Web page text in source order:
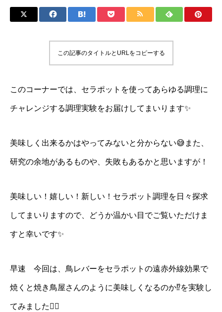
この記事のタイトルとURLをコピーする
このコーナーでは、セラポットを使ってあらゆる調理に
チャレンジする調理実験をお届けしてまいります✨
美味しく出来るかはやってみないと分からない😅また、
研究の余地があるものや、失敗もあるかと思いますが！
美味しい！嬉しい！新しい！セラポット調理を日々探求
してまいりますので、どうか温かい目でご覧いただけま
すと幸いです✨
早速 今回は、鳥レバーをセラポットの遠赤外線効果で
焼くと焼き鳥屋さんのように美味しくなるのか⁉️を実験し
てみました❤️‍🔥